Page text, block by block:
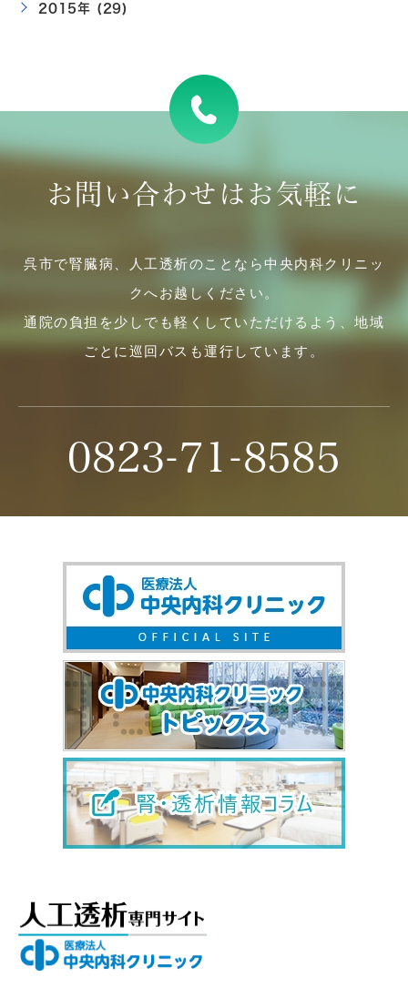
2015年 (29)
お問い合わせはお気軽に
呉市で腎臓病、人工透析のことなら中央内科クリニッ
クへお越しください。
通院の負担を少しでも軽くしていただけるよう、地域
ごとに巡回バスも運行しています。
0823-71-8585